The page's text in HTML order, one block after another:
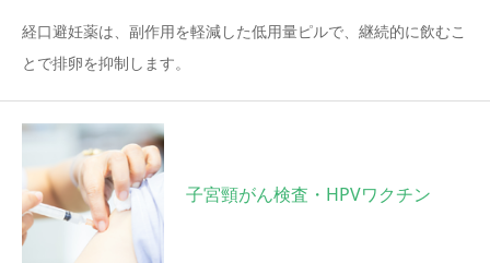
経口避妊薬は、副作用を軽減した低用量ピルで、継続的に飲むこ
とで排卵を抑制します。
子宮頸がん検査・HPVワクチン